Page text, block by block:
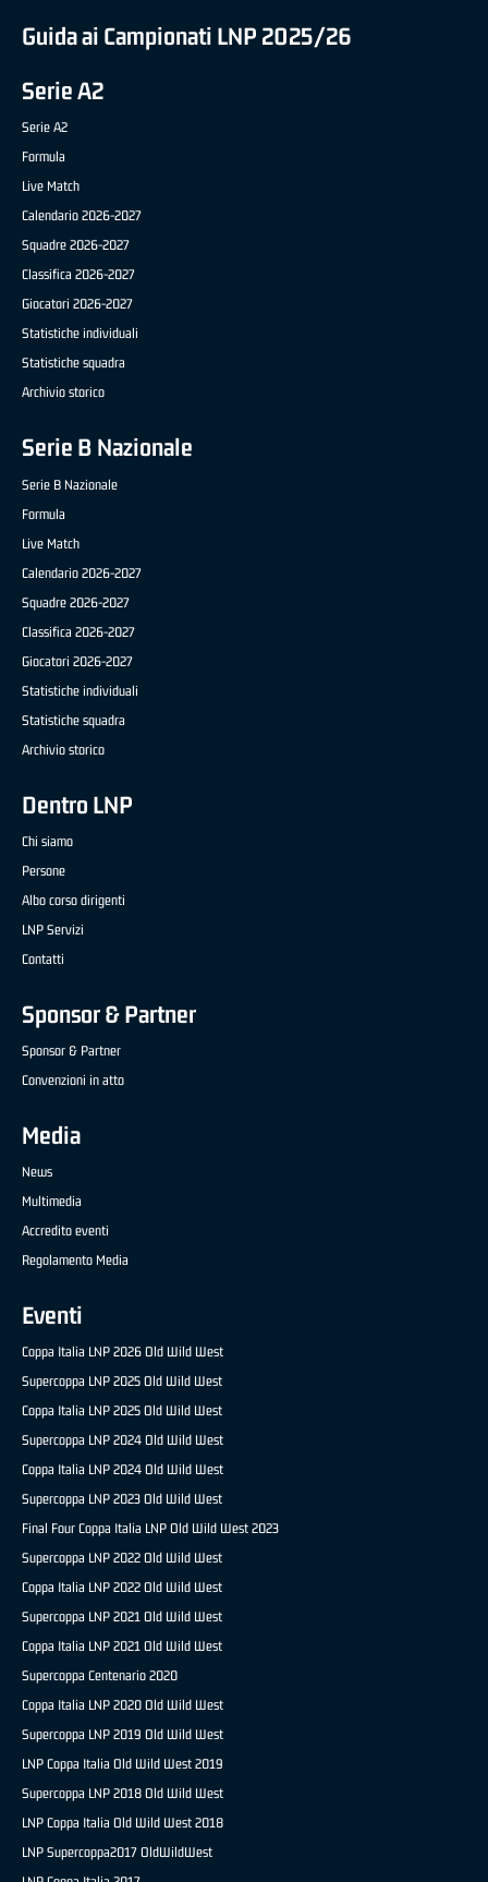
Guida ai Campionati LNP 2025/26
Serie A2
Serie A2
Formula
Live Match
Calendario 2026-2027
Squadre 2026-2027
Classifica 2026-2027
Giocatori 2026-2027
Statistiche individuali
Statistiche squadra
Archivio storico
Serie B Nazionale
Serie B Nazionale
Formula
Live Match
Calendario 2026-2027
Squadre 2026-2027
Classifica 2026-2027
Giocatori 2026-2027
Statistiche individuali
Statistiche squadra
Archivio storico
Dentro LNP
Chi siamo
Persone
Albo corso dirigenti
LNP Servizi
Contatti
Sponsor & Partner
Sponsor & Partner
Convenzioni in atto
Media
News
Multimedia
Accredito eventi
Regolamento Media
Eventi
Coppa Italia LNP 2026 Old Wild West
Supercoppa LNP 2025 Old Wild West
Coppa Italia LNP 2025 Old Wild West
Supercoppa LNP 2024 Old Wild West
Coppa Italia LNP 2024 Old Wild West
Supercoppa LNP 2023 Old Wild West
Final Four Coppa Italia LNP Old Wild West 2023
Supercoppa LNP 2022 Old Wild West
Coppa Italia LNP 2022 Old Wild West
Supercoppa LNP 2021 Old Wild West
Coppa Italia LNP 2021 Old Wild West
Supercoppa Centenario 2020
Coppa Italia LNP 2020 Old Wild West
Supercoppa LNP 2019 Old Wild West
LNP Coppa Italia Old Wild West 2019
Supercoppa LNP 2018 Old Wild West
LNP Coppa Italia Old Wild West 2018
LNP Supercoppa2017 OldWildWest